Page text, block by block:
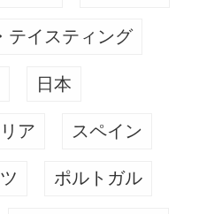
テイスティング
日本
ア スペイン
ポルトガル